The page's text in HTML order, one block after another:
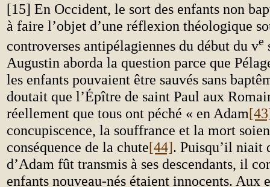
[15] En Occident, le sort des enfants non
à faire l’objet d’une réflexion théologique
controverses antipélagiennes du début du ve
Augustin aborda la question parce que
les enfants pouvaient être sauvés sans
doutait que l’Épître de saint Paul aux
réellement que tous ont péché « en Adam
concupiscence, la souffrance et la mort
conséquence de la chute[44]. Puisqu’il niait
d’Adam fût transmis à ses descendants, il
enfants nouveau-nés étaient innocents. Aux